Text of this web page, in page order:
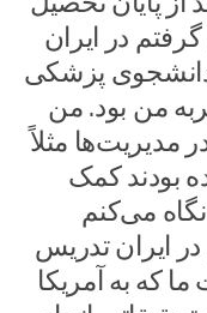
در ایران
به بیش از ۲ هزار دانشجوی پزشکی
من بود. من
مدیریت‌ها مثلاً
بودند کمک
می‌کنم
ایران تدریس
که به آمریکا